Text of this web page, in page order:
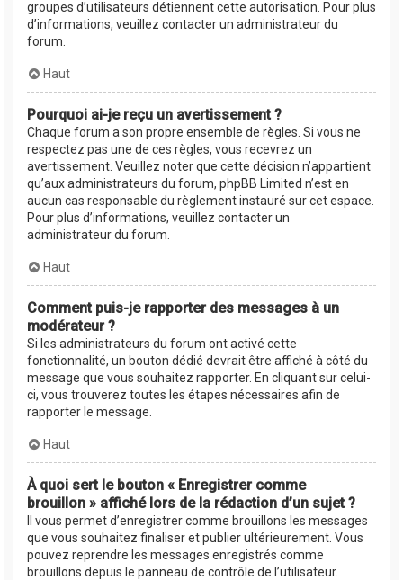
groupes d’utilisateurs détiennent cette autorisation. Pour plus
d’informations, veuillez contacter un administrateur du
forum.
Haut
Pourquoi ai-je reçu un avertissement ?
Chaque forum a son propre ensemble de règles. Si vous ne
respectez pas une de ces règles, vous recevrez un
avertissement. Veuillez noter que cette décision n’appartient
qu’aux administrateurs du forum, phpBB Limited n’est en
aucun cas responsable du règlement instauré sur cet espace.
Pour plus d’informations, veuillez contacter un
administrateur du forum.
Haut
Comment puis-je rapporter des messages à un
modérateur ?
Si les administrateurs du forum ont activé cette
fonctionnalité, un bouton dédié devrait être affiché à côté du
message que vous souhaitez rapporter. En cliquant sur celui-
ci, vous trouverez toutes les étapes nécessaires afin de
rapporter le message.
Haut
À quoi sert le bouton « Enregistrer comme
brouillon » affiché lors de la rédaction d’un sujet ?
Il vous permet d’enregistrer comme brouillons les messages
que vous souhaitez finaliser et publier ultérieurement. Vous
pouvez reprendre les messages enregistrés comme
brouillons depuis le panneau de contrôle de l’utilisateur.